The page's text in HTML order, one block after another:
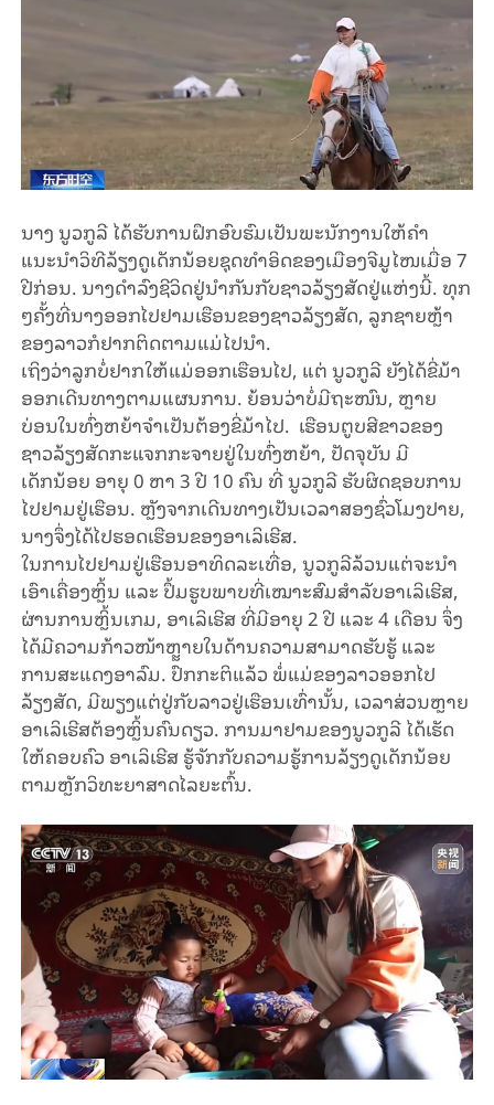
ນາງນູວກູລີ ໄດ້ຮັບການຝຶກອົບຮົມເປັນພະນັກງານໃຫ້ຄຳ
ແນະນຳວິທີລ້ຽງດູເດັກນ້ອຍຊຸດທໍາອິດຂອງເມືອງຈີມູໄໜເມື່ອ7
ປີກ່ອນ.ນາງດຳລົງຊີວິດຢູ່ນຳກັນກັບຊາວລ້ຽງສັດຢູ່ແຫ່ງນີ້. ທຸກ
ໆຄັ້ງທີ່ນາງອອກໄປຢາມເຮືອນຂອງຊາວລ້ຽງສັດ, ລູກຊາຍຫຼ້າ
ຂອງລາວກໍຢາກຕິດຕາມແມ່ໄປນຳ.
ເຖິງວ່າລູກບໍ່ຢາກໃຫ້ແມ່ອອກເຮືອນໄປ, ແຕ່ ນູວກູລີຍັງໄດ້ຂີ່ມ້າ
ອອກເດີນທາງຕາມແຜນການ. ຍ້ອນວ່າບໍ່ມີຖະໜົນ, ຫຼາຍ
ບ່ອນໃນທົ່ງຫຍ້າຈຳເປັນຕ້ອງຂີ່ມ້າໄປ. ເຮືອນຕູບສີຂາວຂອງ
ຊາວລ້ຽງສັດກະແຈກກະຈາຍຢູ່ໃນທົ່ງຫຍ້າ, ປັດຈຸບັນ ມີ
ເດັກນ້ອຍ ອາຍຸ0 ຫາ3ປີ 10 ຄົນ ທີ່ນູວກູລີ​ຮັບຜິດຊອບການ
ໄປຢາມຢູ່ເຮືອນ. ຫຼັງຈາກເດີນທາງເປັນເວລາສອງຊົ່ວໂມງປາຍ,
ນາງຈຶ່ງໄດ້ໄປຮອດເຮືອນຂອງອາເລິເຮີສ.
ໃນການໄປຢາມຢູ່ເຮືອນອາທິດລະເທື່ອ, ນູວກູລີລ້ວນແຕ່ຈະນຳ
ເອົາເຄື່ອງຫຼິ້ນ ແລະ ປຶ້ມຮູບພາບທີ່ເໝາະສົມສໍາລັບອາເລິເຮີສ,
ຜ່ານການຫຼິ້ນເກມ, ອາເລິເຮີສທີ່ມີອາຍຸ2ປີ ແລະ4ເດືອນຈຶ່ງ
ໄດ້ມີຄວາມກ້າວໜ້າຫຼຼາຍໃນດ້ານຄວາມສາມາດຮັບຮູ້ ແລະ
ການສະແດງອາລົມ. ປົກກະຕິແລ້ວ ພໍ່ແມ່ຂອງລາວອອກໄປ
ລ້ຽງສັດ, ມີພຽງແຕ່ປູ່ກັບລາວຢູ່ເຮືອນເທົ່ານັ້ນ, ເວລາສ່ວນຫຼາຍ
ອາເລິເຮີສຕ້ອງຫຼິ້ນຄົນດຽວ. ການມາຢາມຂອງນູວກູລີໄດ້ເຮັດ
ໃຫ້ຄອບຄົວ ອາເລິເຮີສຮູ້ຈັກກັບຄວາມຮູ້ການລ້ຽງດູເດັກນ້ອຍ
ຕາມຫຼັກວິທະຍາສາດໄລຍະຕົ້ນ.